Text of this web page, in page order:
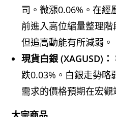
司。微漲0.06%。在經
前進入高位縮量整理階
但追高動能有所減弱。
現貨白銀 (XAGUSD)：
跌0.03%。白銀走勢略
需求的價格預期在宏觀